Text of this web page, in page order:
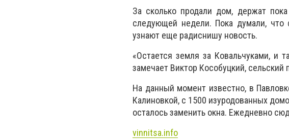
За сколько продали дом, держат
следующей недели. Пока думали, что
узнают еще радиснишу новость.
«Остается земля за Ковальчуками, и
замечает Виктор Кособуцкий, сельский
На данный момент известно, в
Калиновкой, с 1500 изуродованных
осталось заменить окна. Ежедневно
vinnitsa.info